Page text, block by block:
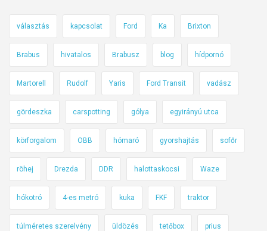
választás kapcsolat Ford Ka Brixton
Brabus hivatalos Brabusz blog hídpornó
Martorell Rudolf Yaris Ford Transit vadász
gördeszka carspotting gólya egyirányú utca
körforgalom OBB hómaró gyorshajtás sofőr
röhej Drezda DDR halottaskocsi Waze
hókotró 4-es metró kuka FKF traktor
túlméretes szerelvény üldözés tetőbox prius